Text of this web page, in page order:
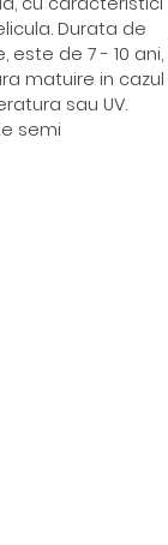
Durata de
de 7 - 10 ani,
matuire in cazul
sau UV.
semi